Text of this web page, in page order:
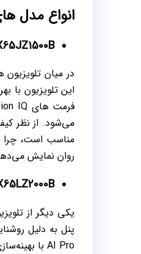
انواع مدل‌ های
روان نمایش
AI Pro با بهینه‌سازی رنگ‌ها و کنتراست، تصاویری زنده و واقعی ایجاد می‌کند.